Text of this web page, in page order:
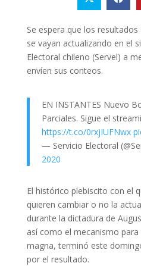
Se espera que los
se vayan actualizando en el
Electoral chileno (Servel) a
envíen sus conteos.
EN INSTANTES Nuevo
Parciales. Sigue el
https://t.co/0rxjIUFNwx
— Servicio Electoral
2020
El histórico plebiscito con el
quieren cambiar o no la
durante la dictadura de
así como el mecanismo
magna, terminó este
por el resultado.